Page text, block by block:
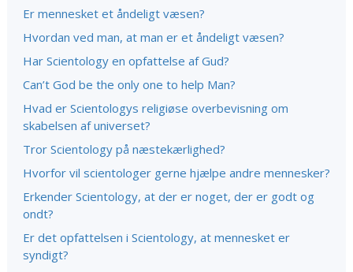
Er mennesket et åndeligt væsen?
Hvordan ved man, at man er et åndeligt væsen?
Har Scientology en opfattelse af Gud?
Can’t God be the only one to help Man?
Hvad er Scientologys religiøse overbevisning om
skabelsen af universet?
Tror Scientology på næstekærlighed?
Hvorfor vil scientologer gerne hjælpe andre mennesker?
Erkender Scientology, at der er noget, der er godt og
ondt?
Er det opfattelsen i Scientology, at mennesket er
syndigt?